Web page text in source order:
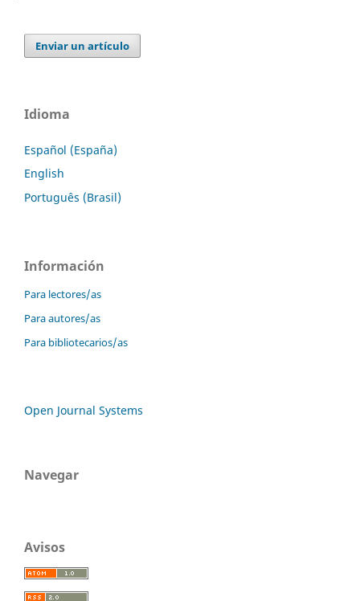
Enviar un artículo
Idioma
Español (España)
English
Português (Brasil)
Información
Para lectores/as
Para autores/as
Para bibliotecarios/as
Open Journal Systems
Navegar
Avisos